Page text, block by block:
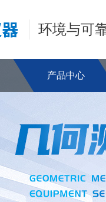
环境与可
产品中心